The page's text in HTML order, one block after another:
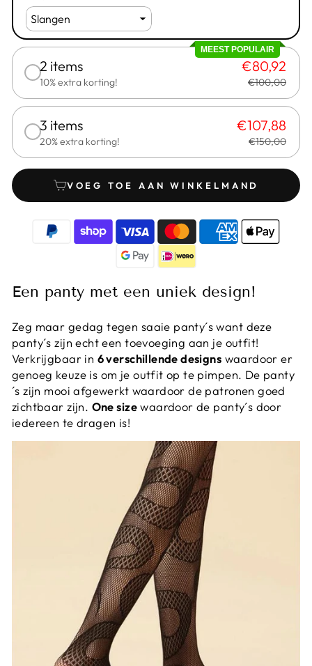
MEEST POPULAIR
2 items
10% extra korting!
€80,92
€100,00
3 items
20% extra korting!
€107,88
€150,00
VOEG TOE AAN WINKELMAND
Een panty met een uniek design!
Zeg maar gedag tegen saaie panty´s want deze
panty´s zijn echt een toevoeging aan je outfit!
Verkrijgbaar in 6 verschillende designs waardoor er
genoeg keuze is om je outfit op te pimpen. De panty
´s zijn mooi afgewerkt waardoor de patronen goed
zichtbaar zijn. One sizewaardoor de panty´s door
iedereen te dragen is!